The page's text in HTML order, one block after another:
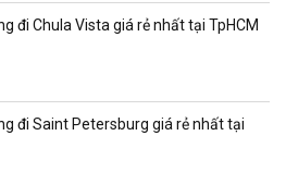
đi Chula Vista giá rẻ nhất tại TpHCM
đi Saint Petersburg giá rẻ nhất tại